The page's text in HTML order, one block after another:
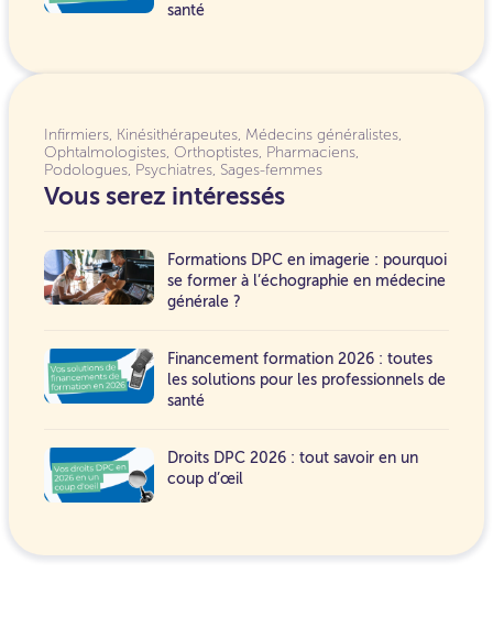
santé
Infirmiers, Kinésithérapeutes, Médecins généralistes,
Ophtalmologistes, Orthoptistes, Pharmaciens,
Podologues, Psychiatres, Sages-femmes
Vous serez intéressés
Formations DPC en imagerie : pourquoi
se former à l’échographie en médecine
générale ?
Financement formation 2026 : toutes
les solutions pour les professionnels de
santé
Droits DPC 2026 : tout savoir en un
coup d’œil